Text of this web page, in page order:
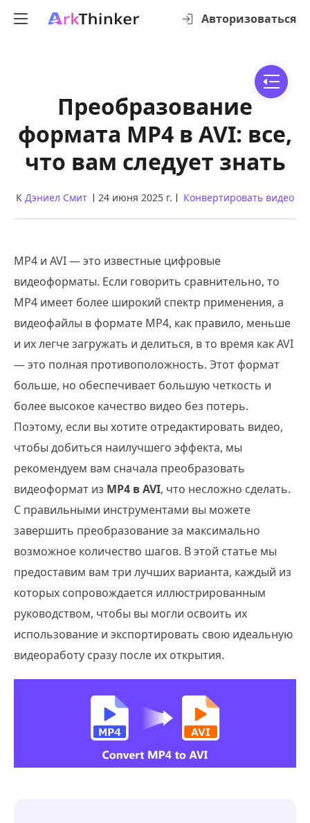
Авторизоваться
Преобразование
формата MP4 в AVI: все,
что вам следует знать
К Дэниел Смит 24 июня 2025 г. Конвертировать видео
MP4 и AVI — это известные цифровые
видеоформаты. Если говорить сравнительно, то
MP4 имеет более широкий спектр применения, а
видеофайлы в формате MP4, как правило, меньше
и их легче загружать и делиться, в то время как AVI
— это полная противоположность. Этот формат
больше, но обеспечивает большую четкость и
более высокое качество видео без потерь.
Поэтому, если вы хотите отредактировать видео,
чтобы добиться наилучшего эффекта, мы
рекомендуем вам сначала преобразовать
видеоформат из MP4 в AVI, что несложно сделать.
С правильными инструментами вы можете
завершить преобразование за максимально
возможное количество шагов. В этой статье мы
предоставим вам три лучших варианта, каждый из
которых сопровождается иллюстрированным
руководством, чтобы вы могли освоить их
использование и экспортировать свою идеальную
видеоработу сразу после их открытия.